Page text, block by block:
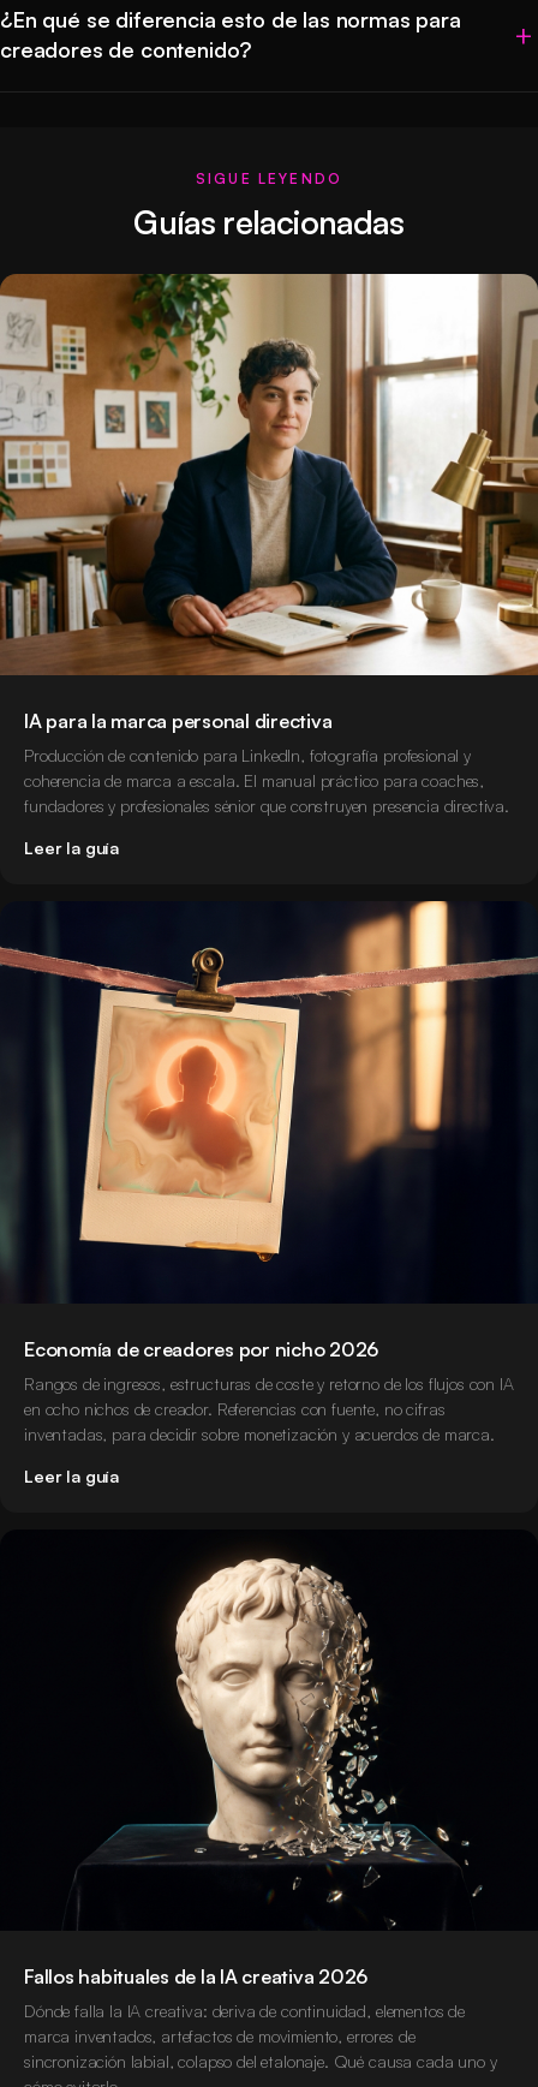
¿En qué se diferencia esto de las normas para
creadores de contenido?
SIGUE LEYENDO
Guías relacionadas
IA para la marca personal directiva
Producción de contenido para LinkedIn, fotografía profesional y
coherencia de marca a escala. El manual práctico para coaches,
fundadores y profesionales sénior que construyen presencia directiva.
Leer la guía
Economía de creadores por nicho 2026
Rangos de ingresos, estructuras de coste y retorno de los flujos con IA
en ocho nichos de creador. Referencias con fuente, no cifras
inventadas, para decidir sobre monetización y acuerdos de marca.
Leer la guía
Fallos habituales de la IA creativa 2026
Dónde falla la IA creativa: deriva de continuidad, elementos de
marca inventados, artefactos de movimiento, errores de
sincronización labial, colapso del etalonaje. Qué causa cada uno y